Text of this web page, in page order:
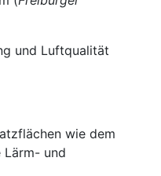
und Luftqualität
wie dem
und